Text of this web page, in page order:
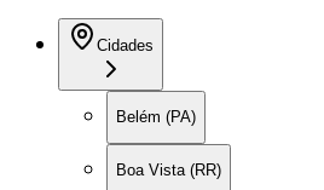
Cidades
Belém (PA)
Boa Vista (RR)